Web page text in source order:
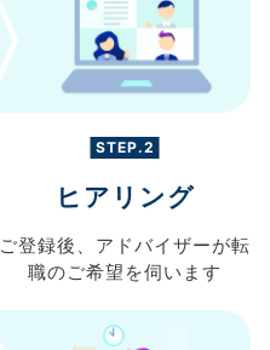
STEP.2
ヒアリング
ご登録後、 アドバイザーが転
職のご希望を伺います